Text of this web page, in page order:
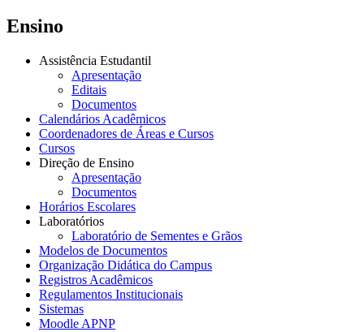
Ensino
Assistência Estudantil
Apresentação
Editais
Documentos
Calendários Acadêmicos
Coordenadores de Áreas e Cursos
Cursos
Direção de Ensino
Apresentação
Documentos
Horários Escolares
Laboratórios
Laboratório de Sementes e Grãos
Modelos de Documentos
Organização Didática do Campus
Registros Acadêmicos
Regulamentos Institucionais
Sistemas
Moodle APNP